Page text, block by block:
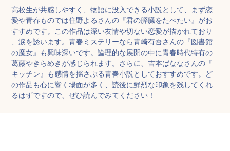
高校生が共感しやすく、物語に没入できる小説として、まず恋
愛や青春ものでは住野よるさんの『君の膵臓をたべたい』がお
すすめです。この作品は深い友情や切ない恋愛が描かれており
、涙を誘います。青春ミステリーなら青崎有吾さんの『図書館
の魔女』も興味深いです。論理的な展開の中に青春時代特有の
葛藤やきらめきが感じられます。さらに、吉本ばななさんの『
キッチン』も感情を揺さぶる青春小説としておすすめです。ど
の作品も心に響く場面が多く、読後に鮮烈な印象を残してくれ
るはずですので、ぜひ読んでみてください！